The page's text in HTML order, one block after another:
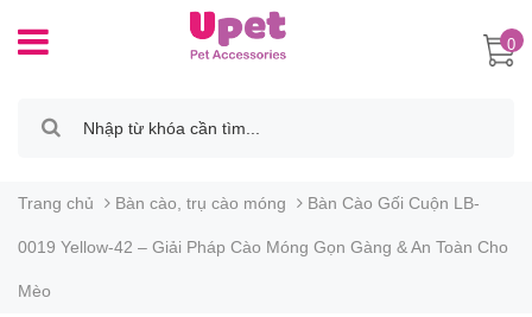
0
Trang chủ Bàn cào, trụ cào móng Bàn Cào Gối Cuộn LB-
0019 Yellow-42 – Giải Pháp Cào Móng Gọn Gàng & An Toàn Cho
Mèo